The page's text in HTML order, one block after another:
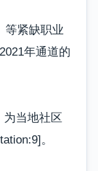
等紧缺职业
年通道的
为当地社区
。